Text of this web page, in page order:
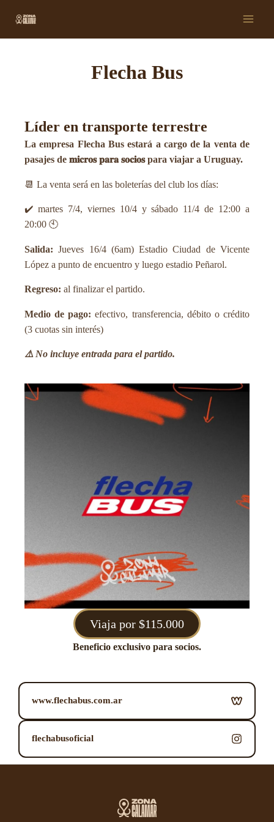
contenido
Main
Flecha Bus
Líder en transporte terrestre
La empresa Flecha Bus estará a cargo de la venta de
pasajes de 𝐦𝐢𝐜𝐫𝐨𝐬 𝐩𝐚𝐫𝐚 𝐬𝐨𝐜𝐢𝐨𝐬 para viajar a Uruguay.
📆 La venta será en las boleterías del club los días:
✔️ martes 7/4, viernes 10/4 y sábado 11/4 de 12:00 a
20:00 🕙
Salida: Jueves 16/4 (6am) Estadio Ciudad de Vicente
López a punto de encuentro y luego estadio Peñarol.
Regreso: al finalizar el partido.
Medio de pago: efectivo, transferencia, débito o crédito
(3 cuotas sin interés)
⚠️ No incluye entrada para el partido.
Viaja por $115.000
Beneficio exclusivo para socios.
www.flechabus.com.ar
flechabusoficial